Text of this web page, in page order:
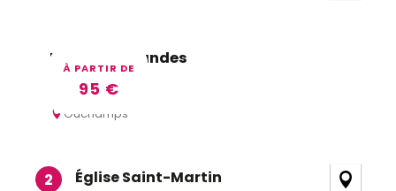
À PARTIR DE
95 €
Relais des Landes
Ouchamps
2 Église Saint-Martin